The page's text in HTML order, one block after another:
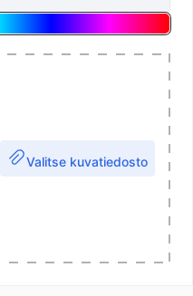
Valitse kuvatiedosto